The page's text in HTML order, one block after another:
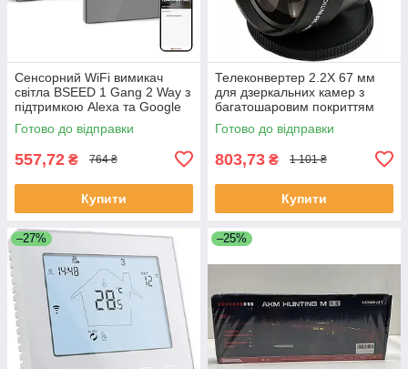
Сенсорний WiFi вимикач
світла BSEED 1 Gang 2 Way з
підтримкою Alexa та Google
Home сірий
Готово до відправки
557,72 ₴ 764 ₴
Купити
Телеконвертер 2.2X 67 мм
для дзеркальних камер з
багатошаровим покриттям
Готово до відправки
803,73 ₴ 1 101 ₴
Купити
–27% –25%